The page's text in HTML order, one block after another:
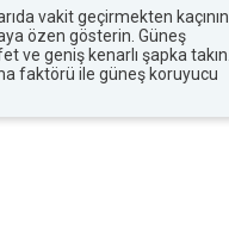
vakit geçirmekten kaçının.
özen gösterin. Güneş
ve geniş kenarlı şapka takın.
faktörü ile güneş koruyucu